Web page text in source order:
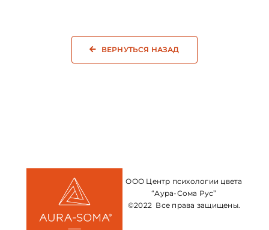
ВЕРНУТЬСЯ НАЗАД
ООО Центр психологии цвета
“Аура-Сома Рус”
©2022 Все права защищены.